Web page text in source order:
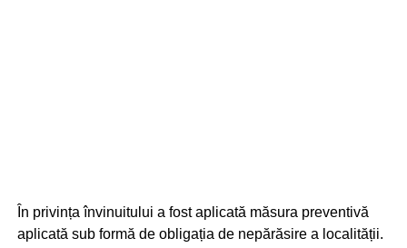
În privința învinuitului a fost aplicată măsura preventivă
aplicată sub formă de obligația de nepărăsire a localității.